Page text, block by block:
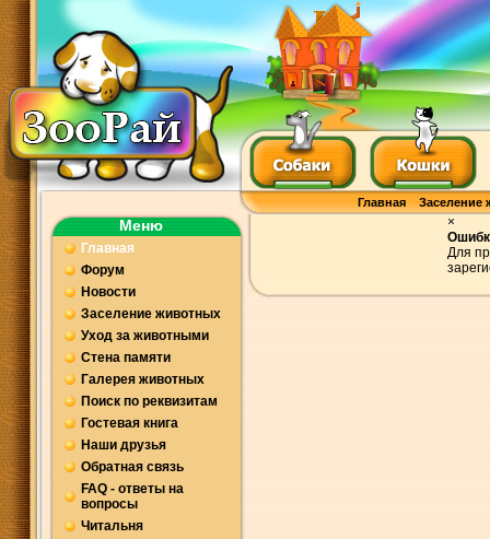
Главная Заселение
Меню
Главная
Форум
Новости
Заселение животных
Уход за животными
Стена памяти
Галерея животных
Поиск по реквизитам
Гостевая книга
Наши друзья
Обратная связь
FAQ - ответы на
вопросы
Читальня
×
Для